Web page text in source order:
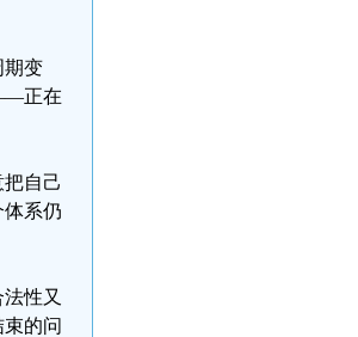
期变
正在
自己
系仍
性又
的问